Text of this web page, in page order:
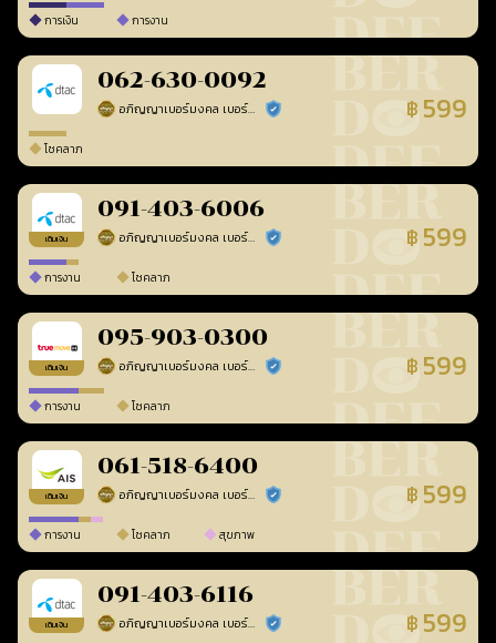
การเงิน การงาน
062-630-0092
อภิญญาเบอร์มงคล เบอร์สวยเลขศาสตร์ ร้านยืนยันแล้ว ฿ 599
โชคลาภ
เติมเงิน
091-403-6006
อภิญญาเบอร์มงคล เบอร์สวยเลขศาสตร์ ร้านยืนยันแล้ว ฿ 599
การงาน โชคลาภ
เติมเงิน
095-903-0300
อภิญญาเบอร์มงคล เบอร์สวยเลขศาสตร์ ร้านยืนยันแล้ว ฿ 599
การงาน โชคลาภ
เติมเงิน
061-518-6400
อภิญญาเบอร์มงคล เบอร์สวยเลขศาสตร์ ร้านยืนยันแล้ว ฿ 599
การงาน โชคลาภ สุขภาพ
เติมเงิน
091-403-6116
อภิญญาเบอร์มงคล เบอร์สวยเลขศาสตร์ ร้านยืนยันแล้ว ฿ 599